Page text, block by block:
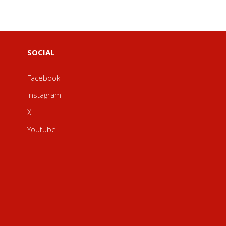
SOCIAL
Facebook
Instagram
X
Youtube